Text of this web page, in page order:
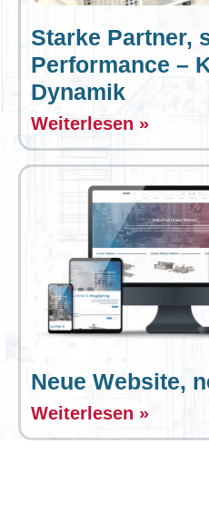
Starke Partner,
Performance –
Dynamik
Weiterlesen »
Neue Website,
Weiterlesen »